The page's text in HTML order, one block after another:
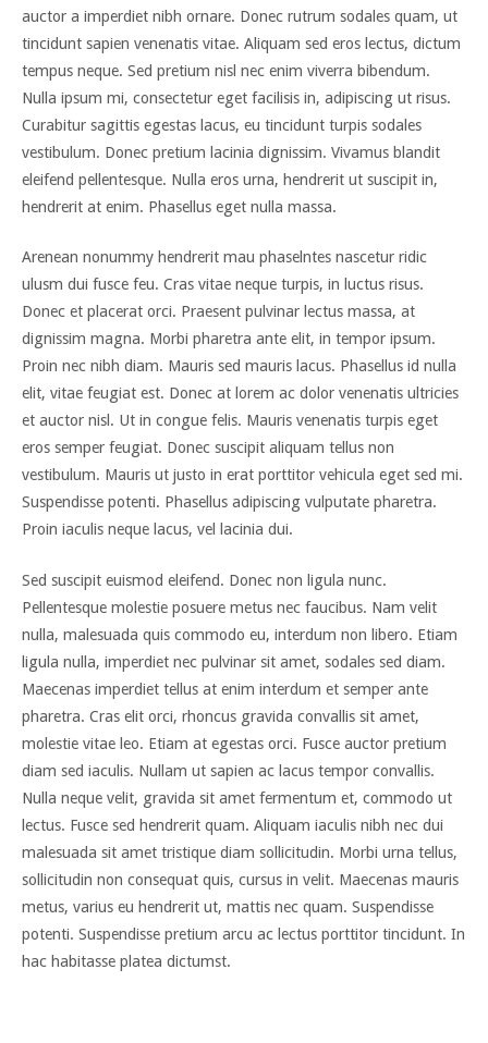
auctor a imperdiet nibh ornare. Donec rutrum sodales quam, ut
tincidunt sapien venenatis vitae. Aliquam sed eros lectus, dictum
tempus neque. Sed pretium nisl nec enim viverra bibendum.
Nulla ipsum mi, consectetur eget facilisis in, adipiscing ut risus.
Curabitur sagittis egestas lacus, eu tincidunt turpis sodales
vestibulum. Donec pretium lacinia dignissim. Vivamus blandit
eleifend pellentesque. Nulla eros urna, hendrerit ut suscipit in,
hendrerit at enim. Phasellus eget nulla massa.
Arenean nonummy hendrerit mau phaselntes nascetur ridic
ulusm dui fusce feu. Cras vitae neque turpis, in luctus risus.
Donec et placerat orci. Praesent pulvinar lectus massa, at
dignissim magna. Morbi pharetra ante elit, in tempor ipsum.
Proin nec nibh diam. Mauris sed mauris lacus. Phasellus id nulla
elit, vitae feugiat est. Donec at lorem ac dolor venenatis ultricies
et auctor nisl. Ut in congue felis. Mauris venenatis turpis eget
eros semper feugiat. Donec suscipit aliquam tellus non
vestibulum. Mauris ut justo in erat porttitor vehicula eget sed mi.
Suspendisse potenti. Phasellus adipiscing vulputate pharetra.
Proin iaculis neque lacus, vel lacinia dui.
Sed suscipit euismod eleifend. Donec non ligula nunc.
Pellentesque molestie posuere metus nec faucibus. Nam velit
nulla, malesuada quis commodo eu, interdum non libero. Etiam
ligula nulla, imperdiet nec pulvinar sit amet, sodales sed diam.
Maecenas imperdiet tellus at enim interdum et semper ante
pharetra. Cras elit orci, rhoncus gravida convallis sit amet,
molestie vitae leo. Etiam at egestas orci. Fusce auctor pretium
diam sed iaculis. Nullam ut sapien ac lacus tempor convallis.
Nulla neque velit, gravida sit amet fermentum et, commodo ut
lectus. Fusce sed hendrerit quam. Aliquam iaculis nibh nec dui
malesuada sit amet tristique diam sollicitudin. Morbi urna tellus,
sollicitudin non consequat quis, cursus in velit. Maecenas mauris
metus, varius eu hendrerit ut, mattis nec quam. Suspendisse
potenti. Suspendisse pretium arcu ac lectus porttitor tincidunt. In
hac habitasse platea dictumst.